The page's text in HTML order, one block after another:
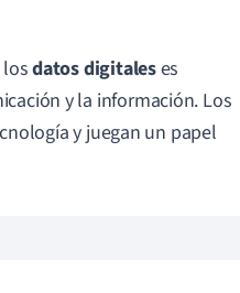
losdatos digitaleses
y la información. Los
y juegan un papel